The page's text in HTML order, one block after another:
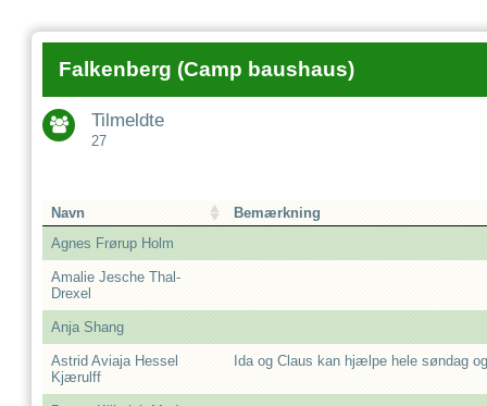
Falkenberg (Camp baushaus)
Tilmeldte
27
Navn
Bemærkning
Agnes Frørup Holm
Amalie Jesche Thal-
Drexel
Anja Shang
Astrid Aviaja Hessel
Kjærulff
Ida og Claus kan hjælpe hele søndag